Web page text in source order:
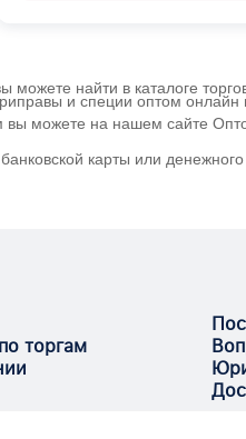
найти в каталоге
и специи оптом
можете на нашем сайте
карты или
торгам